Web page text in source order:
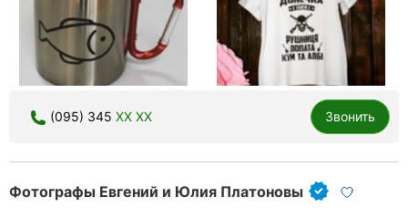
(095) 345 XX XX Звонить
Фотографы Евгений и Юлия Платоновы